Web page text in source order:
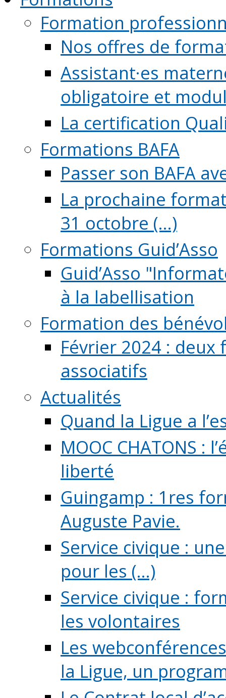
Formation
Nos offres de
Assistant·es
obligatoire et
La certification
Formations BAFA
Passer son BAFA
La prochaine
31 octobre (...)
Formations Guid’Asso
Guid’Asso
à la labellisation
Formation des
Février 2024 :
associatifs
Actualités
Quand la Ligue a
MOOC CHATONS
liberté
Guingamp : 1res
Auguste Pavie.
Service civique :
pour les (...)
Service civique :
les volontaires
Les
la Ligue, un